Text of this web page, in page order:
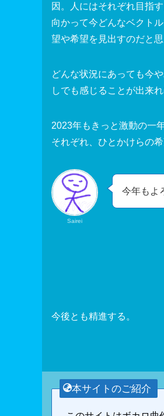
因。人にはそれぞれ目指
向かって今どんなベクト
望や希望を見出すのだと思
どんな状況にあっても今
しでも感じることが出来
2023年もきっと激動の一
それぞれ、ひとかけらの
Sairei
今年もよ
今後とも精進する。
本サイトのご紹介